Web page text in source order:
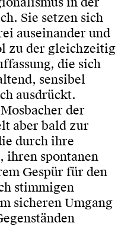
Sie setzen sich
auseinander und
zu der gleichzeitig
die sich
sensibel
ausdrückt.
der
aber bald zur
durch ihre
ihren spontanen
Gespür für den
stimmigen
sicheren Umgang